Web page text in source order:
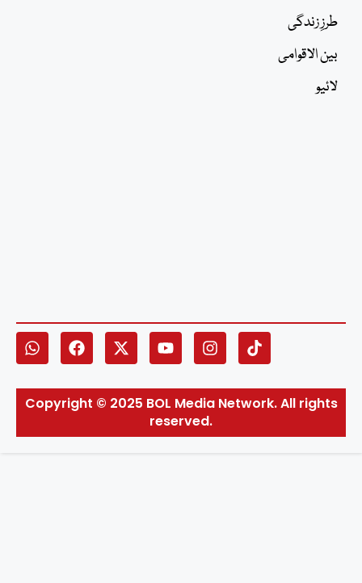
طرزِ زندگی
بین الاقوامی
لائیو
Copyright © 2025 BOL Media Network. All rights
reserved.